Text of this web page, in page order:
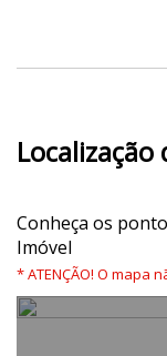
Localização
Conheça os
Imóvel
* ATENÇÃO! O mapa